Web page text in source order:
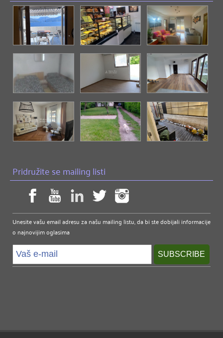
Pridružite se mailing listi
Unesite vašu email adresu za našu mailing listu, da bi ste dobijali informacije
o najnovijim oglasima